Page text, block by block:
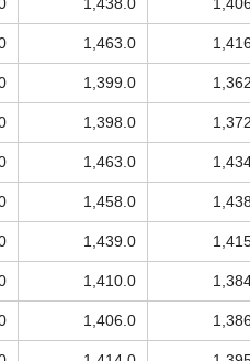
1,463.0
1,399.0
1,398.0
1,463.0
1,458.0
1,439.0
1,410.0
1,406.0